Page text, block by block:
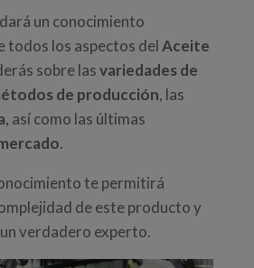
un conocimiento
todos los aspectos delAceite
sobre lasvariedades de
de producción, las
, así como las últimas
.
te permitirá
de este producto y
verdadero experto.